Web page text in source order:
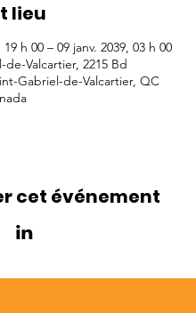
lieu
19 h 00 – 09 janv. 2039, 03 h 00
de-Valcartier, 2215 Bd
Gabriel-de-Valcartier, QC
cet événement